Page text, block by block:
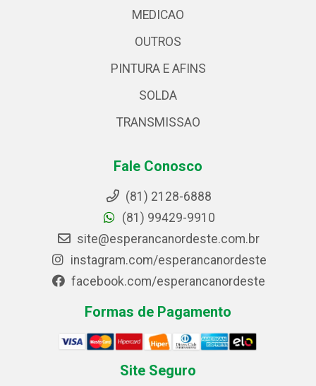
MEDICAO
OUTROS
PINTURA E AFINS
SOLDA
TRANSMISSAO
Fale Conosco
(81) 2128-6888
(81) 99429-9910
site@esperancanordeste.com.br
instagram.com/esperancanordeste
facebook.com/esperancanordeste
Formas de Pagamento
Site Seguro